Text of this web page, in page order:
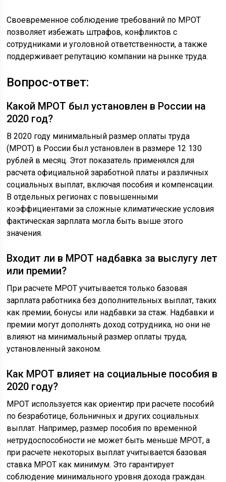
Своевременное соблюдение требований по МРОТ
позволяет избежать штрафов, конфликтов с
сотрудниками и уголовной ответственности, а также
поддерживает репутацию компании на рынке труда.
Вопрос-ответ:
Какой МРОТ был установлен в России на
2020 год?
В 2020 году минимальный размер оплаты труда
(МРОТ) в России был установлен в размере 12 130
рублей в месяц. Этот показатель применялся для
расчета официальной заработной платы и различных
социальных выплат, включая пособия и компенсации.
В отдельных регионах с повышенными
коэффициентами за сложные климатические условия
фактическая зарплата могла быть выше этого
значения.
Входит ли в МРОТ надбавка за выслугу лет
или премии?
При расчете МРОТ учитывается только базовая
зарплата работника без дополнительных выплат, таких
как премии, бонусы или надбавки за стаж. Надбавки и
премии могут дополнять доход сотрудника, но они не
влияют на минимальный размер оплаты труда,
установленный законом.
Как МРОТ влияет на социальные пособия в
2020 году?
МРОТ используется как ориентир при расчете пособий
по безработице, больничных и других социальных
выплат. Например, размер пособия по временной
нетрудоспособности не может быть меньше МРОТ, а
при расчете некоторых выплат учитывается базовая
ставка МРОТ как минимум. Это гарантирует
соблюдение минимального уровня дохода граждан.